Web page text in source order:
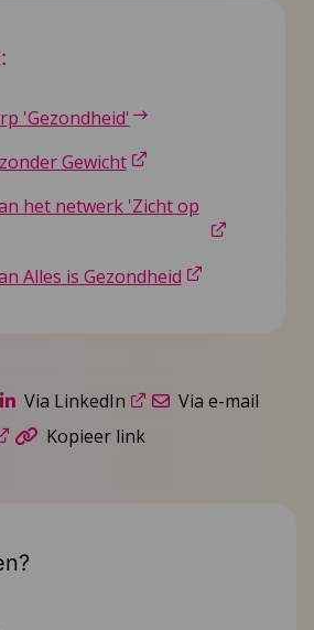
'Gezondheid'
Gewicht
het netwerk 'Zicht op
Alles is Gezondheid
Via LinkedIn
Via e-mail
Kopieer link